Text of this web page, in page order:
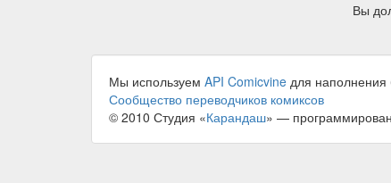
Вы
Мы используем API Comicvine для
Сообщество переводчиков комиксов
© 2010 Студия «Карандаш» —